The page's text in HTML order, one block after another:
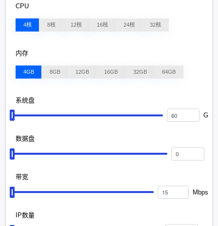
CPU
4核 8核 12核 16核 24核 32核
内存
4GB 8GB 12GB 16GB 32GB 64GB
系统盘
G
数据盘
带宽
Mbps
IP数量